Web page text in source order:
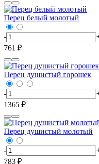
Перец белый молотый
-
761 ₽
Перец душистый горошек
-
1365 ₽
Перец душистый молотый
-
783 ₽